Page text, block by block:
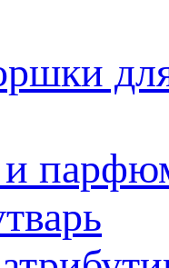
и